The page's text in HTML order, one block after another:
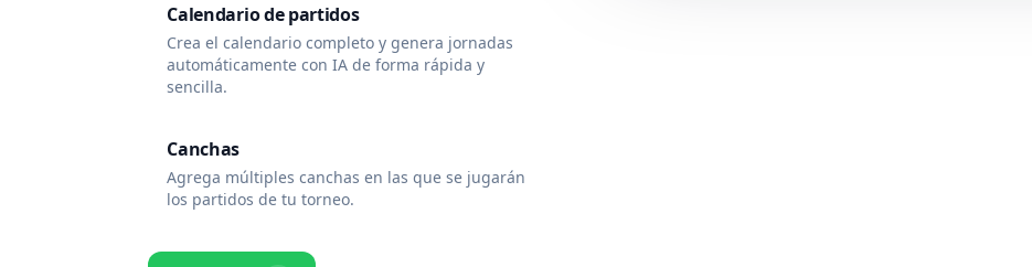
Calendario de partidos
Crea el calendario completo y genera jornadas
automáticamente con IA de forma rápida y
sencilla.
Canchas
Agrega múltiples canchas en las que se jugarán
los partidos de tu torneo.